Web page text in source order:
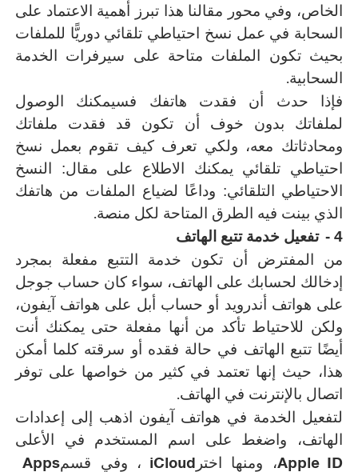
الخاص، وفي محور مقالنا هذا تبرز أهمية الاعتماد على
السحابة في عمل نسخ احتياطي تلقائي دوريًّا للملفات
بحيث تكون الملفات متاحة على سيرفرات الخدمة
السحابية.
فإذا حدث أن فقدت هاتفك فسيمكنك الوصول
لملفاتك بدون خوف أن تكون قد فقدت ملفاتك
ومحادثاتك معه، ولكي تعرف كيف تقوم بعمل نسخ
احتياطي تلقائي يمكنك الاطلاع على مقال: النسخ
الاحتياطي التلقائي: وداعًا لضياع الملفات من هاتفك
الذي بينت فيه الطرق المتاحة لكل منصة.
4 -
تفعيل خدمة تتبع الهاتف
من المفترض أن تكون خدمة التتبع مفعلة بمجرد
إدخالك لحسابك على الهاتف، سواء كان حساب جوجل
على هواتف أندرويد أو حساب أبل على هواتف آيفون،
ولكن للاحتياط تأكد من أنها مفعلة حتى يمكنك أنت
أيضًا تتبع الهاتف في حالة فقده أو سرقته كلما أمكن
هذا، حيث إنها تعتمد في كثير من خواصها على توفر
اتصال بالإنترنت في الهاتف.
لتفعيل الخدمة في هواتف آيفون اذهب إلى إعدادات
الهاتف، واضغط على اسم المستخدم في الأعلى
Apple ID، ومنها اختر iCloud ، وفي قسمApps